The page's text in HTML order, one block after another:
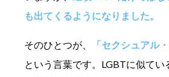
も出てくるようになりました。
そのひとつが、
「セクシュアル
という言葉です。LGBTに似てい